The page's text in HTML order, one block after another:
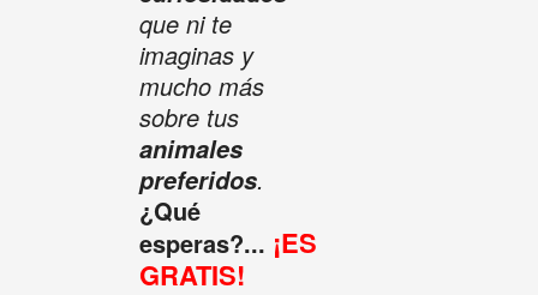
que ni te
imaginas y
mucho más
sobre tus
animales
preferidos.
¿Qué
esperas?... ¡ES
GRATIS!